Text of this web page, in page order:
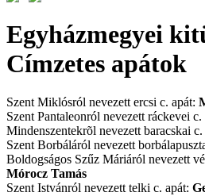
Egyházmegyei
Címzetes apátok
Szent Miklósról nevezett ercsi c. apát:
Szent Pantaleonról nevezett ráckevei c.
Mindenszentekrõl nevezett baracskai c.
Szent Borbáláról nevezett
Boldogságos Szűz Máriáról nevezett
Mórocz Tamás
Szent Istvánról nevezett telki c. apát: